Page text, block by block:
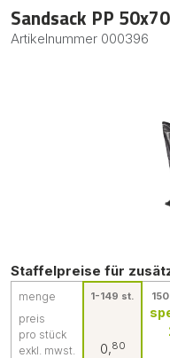
Sandsack PP
Artikelnummer 000396
Staffelpreise für
menge
preis
pro stück
exkl. mwst.
1-149 st.
0,80